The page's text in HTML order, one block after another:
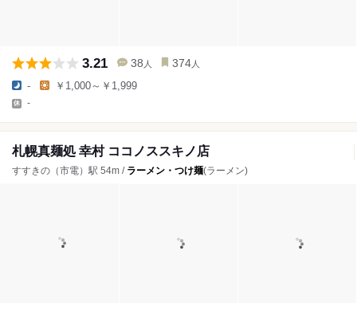
3.21 38 人 374 人
- ￥1,000～￥1,999
-
札幌真麺処 幸村 ココノススキノ店
すすきの（市電）駅 54m / ラーメン・つけ麺(ラーメン)